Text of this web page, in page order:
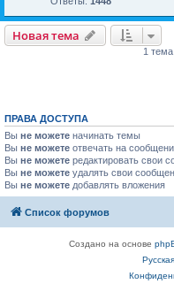
Новая тема
Новаятема
1
ПРАВА ДОСТУПА
Вы не можете начинать темы
Вы не можете отвечать на
Вы не можете редактировать свои
Вы не можете удалять свои
Вы не можете добавлять вложения
Список форумов
Создано на основе